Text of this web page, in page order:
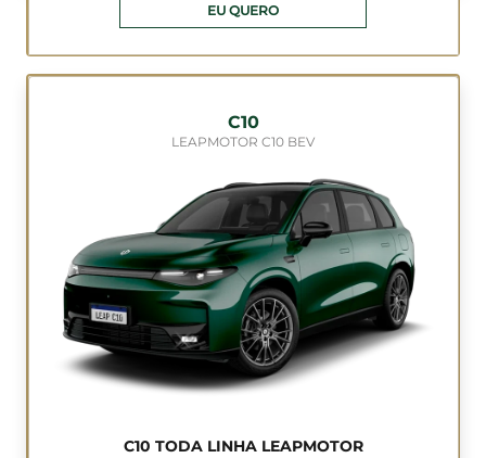
EU QUERO
C10
LEAPMOTOR C10 BEV
C10 TODA LINHA LEAPMOTOR